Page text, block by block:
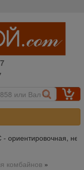
ориентировочная, не
комбайнов»